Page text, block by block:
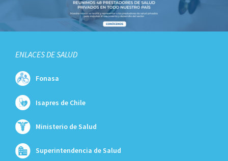
ENLACES DE SALUD
Fonasa
Isapres de Chile
Ministerio de Salud
Superintendencia de Salud